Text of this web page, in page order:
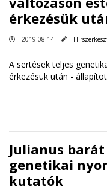
érkezésük
2019.08.14
A sertések teljes
érkezésük után -
Julianus
genetikai
kutatók